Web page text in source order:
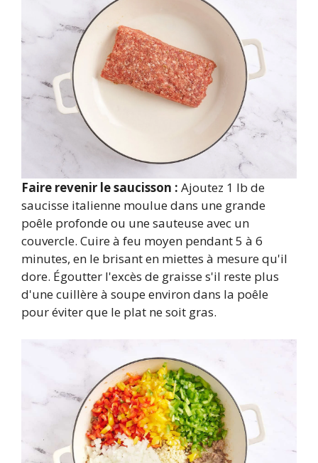
Faire revenir le saucisson : Ajoutez 1 lb de
saucisse italienne moulue dans une grande
poêle profonde ou une sauteuse avec un
couvercle. Cuire à feu moyen pendant 5 à 6
minutes, en le brisant en miettes à mesure qu'il
dore. Égoutter l'excès de graisse s'il reste plus
d'une cuillère à soupe environ dans la poêle
pour éviter que le plat ne soit gras.